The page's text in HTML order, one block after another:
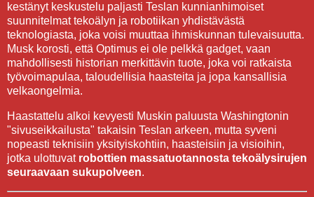
kestänyt keskustelu paljasti Teslan kunnianhimoiset
suunnitelmat tekoälyn ja robotiikan yhdistävästä
teknologiasta, joka voisi muuttaa ihmiskunnan tulevaisuutta.
Musk korosti, että Optimus ei ole pelkkä gadget, vaan
mahdollisesti historian merkittävin tuote, joka voi ratkaista
työvoimapulaa, taloudellisia haasteita ja jopa kansallisia
velkaongelmia.
Haastattelu alkoi kevyesti Muskin paluusta Washingtonin
"sivuseikkailusta" takaisin Teslan arkeen, mutta syveni
nopeasti teknisiin yksityiskohtiin, haasteisiin ja visioihin,
jotka ulottuvat robottien massatuotannosta tekoälysirujen
seuraavaan sukupolveen.